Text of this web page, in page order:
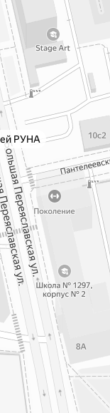
249/2
245
F222/2
волна
F222/3
волна
F257
203/1
F254
309/1
F206
F321/1
191/2